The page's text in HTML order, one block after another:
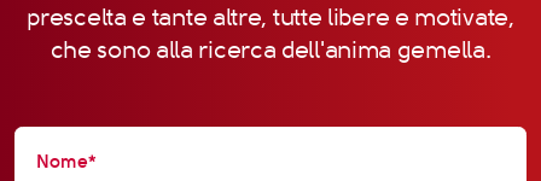
prescelta e tante altre, tutte libere e motivate,
che sono alla ricerca dell'anima gemella.